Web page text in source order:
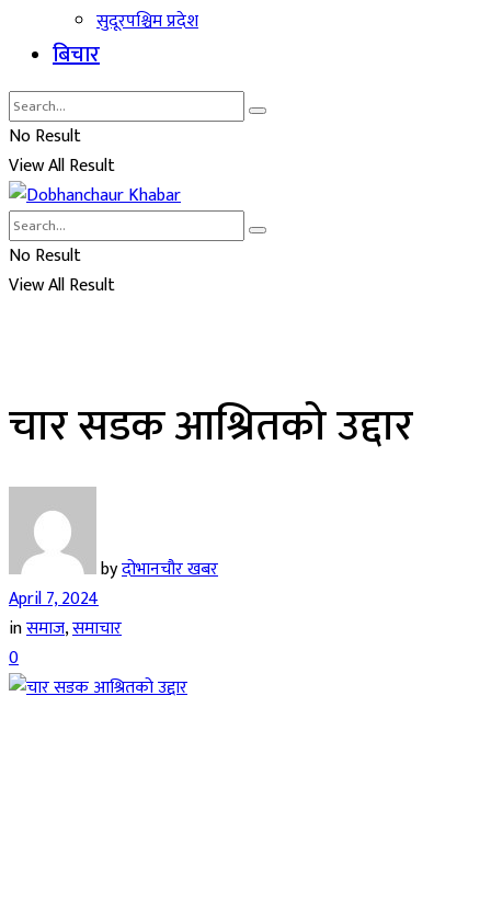
सुदूरपश्चिम प्रदेश
बिचार
No Result
View All Result
No Result
View All Result
चार सडक आश्रितको उद्दार
byदोभानचौर खबर
April 7, 2024
inसमाज,समाचार
0